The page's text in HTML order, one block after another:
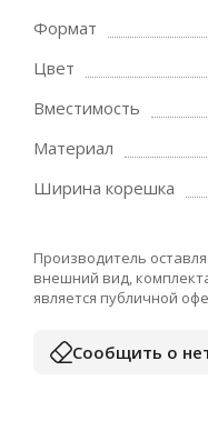
Формат
Цвет
Вместимость
Материал
Ширина корешка
Производитель
внешний вид,
является публичной
Сообщить о